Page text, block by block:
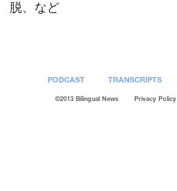
EMBED
脱、など
PODCAST TRANSCRIPTS
©2013 Bilingual News Privacy Policy